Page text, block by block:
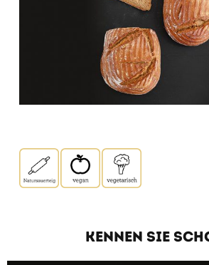
KENNEN SIE